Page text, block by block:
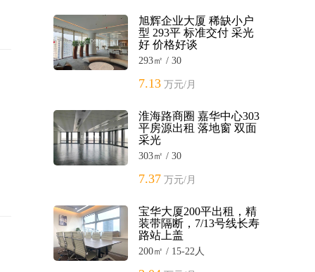
旭辉企业大厦 稀缺小户
型 293平 标准交付 采光
好 价格好谈
293㎡ / 30
7.13 万元/月
淮海路商圈 嘉华中心303
平房源出租 落地窗 双面
采光
303㎡ / 30
7.37 万元/月
宝华大厦200平出租，精
装带隔断，7/13号线长寿
路站上盖
200㎡ / 15-22人